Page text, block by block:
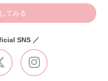
てみる
SNS ／